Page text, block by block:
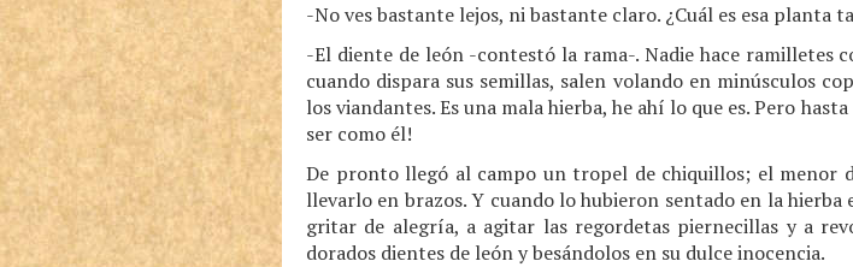
-No ves bastante lejos, ni bastante claro. ¿Cuál es esa planta
-El diente de león -contestó la rama-. Nadie hace ramilletes
cuando dispara sus semillas, salen volando en minúsculos
los viandantes. Es una mala hierba, he ahí lo que es. Pero
ser como él!
De pronto llegó al campo un tropel de chiquillos; el menor
llevarlo en brazos. Y cuando lo hubieron sentado en la
gritar de alegría, a agitar las regordetas piernecillas y a
dorados dientes de león y besándolos en su dulce inocencia.